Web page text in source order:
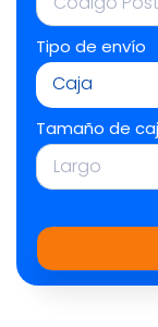
Tipo de envío
Caja
Tamaño de